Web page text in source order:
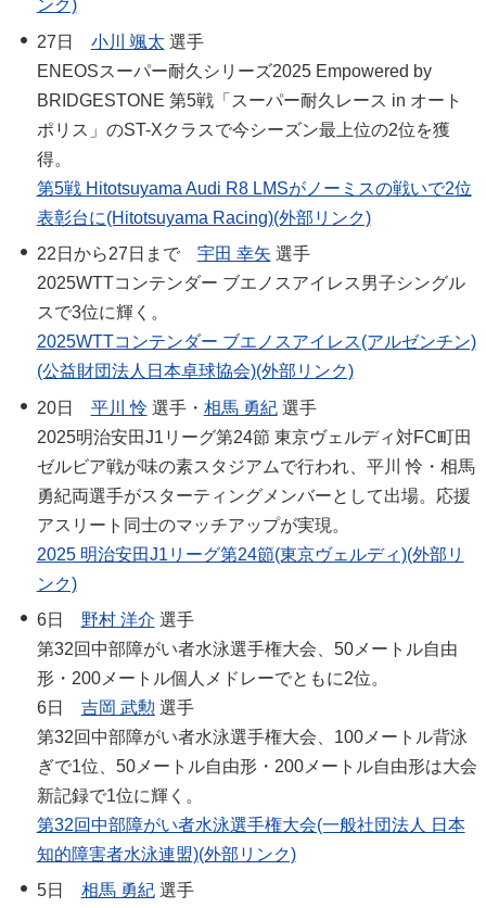
ンク)
27日 小川 颯太 選手
ENEOSスーパー耐久シリーズ2025 Empowered by
BRIDGESTONE 第5戦「スーパー耐久レース in オート
ポリス」のST-Xクラスで今シーズン最上位の2位を獲
得。
第5戦 Hitotsuyama Audi R8 LMSがノーミスの戦いで2位
表彰台に(Hitotsuyama Racing)(外部リンク)
22日から27日まで 宇田 幸矢 選手
2025WTTコンテンダー ブエノスアイレス男子シングル
スで3位に輝く。
2025WTTコンテンダー ブエノスアイレス(アルゼンチン)
(公益財団法人日本卓球協会)(外部リンク)
20日 平川 怜選手・ 相馬 勇紀選手
2025明治安田J1リーグ第24節 東京ヴェルディ対FC町田
ゼルビア戦が味の素スタジアムで行われ、平川 怜・相馬
勇紀両選手がスターティングメンバーとして出場。応援
アスリート同士のマッチアップが実現。
2025 明治安田J1リーグ第24節(東京ヴェルディ)(外部リ
ンク)
6日 野村 洋介 選手
第32回中部障がい者水泳選手権大会、50メートル自由
形・200メートル個人メドレーでともに2位。
6日 吉岡 武勲 選手
第32回中部障がい者水泳選手権大会、100メートル背泳
ぎで1位、50メートル自由形・200メートル自由形は大会
新記録で1位に輝く。
第32回中部障がい者水泳選手権大会(一般社団法人 日本
知的障害者水泳連盟)(外部リンク)
5日 相馬 勇紀選手